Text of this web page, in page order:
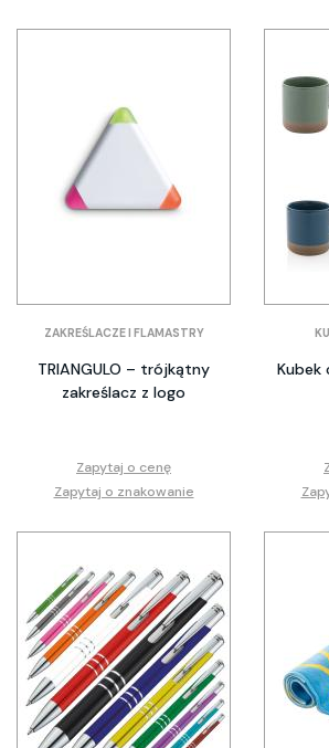
ZAKREŚLACZE I FLAMASTRY
TRIANGULO – trójkątny
zakreślacz z logo
Zapytaj o cenę
Zapytaj o znakowanie
Kubek